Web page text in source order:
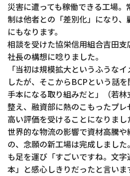
災害に遭っても稼働できる工場
制は他者との「差別化」になり
にもなります。
相談を受けた協栄信用組合吉田
社長の構想に唸りました。
「当初は規模拡大というふうな
したが、そこからBCPという話
手本になる取り組みだと」（若
整え、融資部に熱のこもったプ
高い評価を受けることになりまし
世界的な物流の影響で資材高騰
の、念願の新工場は完成しまし
も足を運び「すごいですね。文
本」と感心しきりだったと言いま